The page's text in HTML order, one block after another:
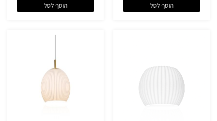
הוסף לסל הוסף לסל